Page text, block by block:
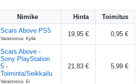
Nimike Hinta Toimitus
Scars Above PS5
Varastossa: Kyllä
19,95 € 0,95 €
Scars Above -
Sony PlayStation
5 -
Toiminta/Seikkailu
Varastossa: Ei
21,83 € 5,99 €